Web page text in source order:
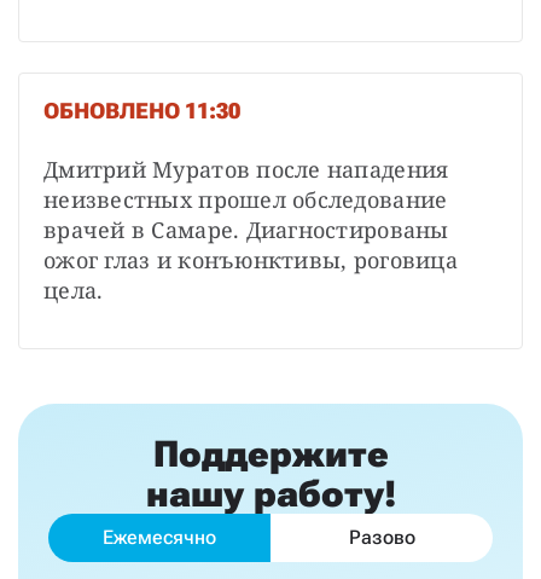
ОБНОВЛЕНО 11:30
Дмитрий Муратов после нападения
неизвестных прошел обследование
врачей в Самаре. Диагностированы
ожог глаз и конъюнктивы, роговица
цела.
Поддержите
нашу работу!
Ежемесячно Разово